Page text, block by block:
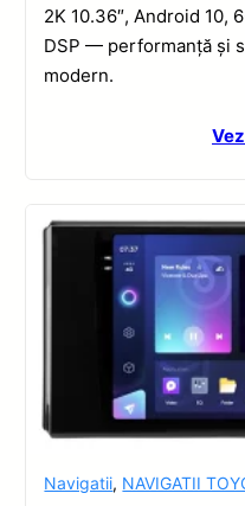
2K 10.36″, Android 10,
DSP — performanță și
modern.
Navigatii, NAVIGATII